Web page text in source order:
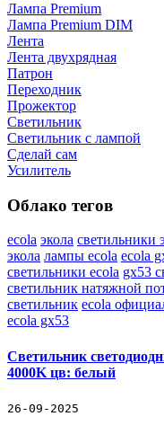
Лампа Premium
Лампа Premium DIM
Лента
Лента двухрядная
Патрон
Переходник
Прожектор
Светильник
Светильник c лампой
Сделай сам
Усилитель
Облако тегов
ecola экола светильники
экола лампы ecola ecola
светильники ecola gx53
светильник натяжной
светильник ecola
ecola gx53
Светильник
4000K цв: белый
26-09-2025